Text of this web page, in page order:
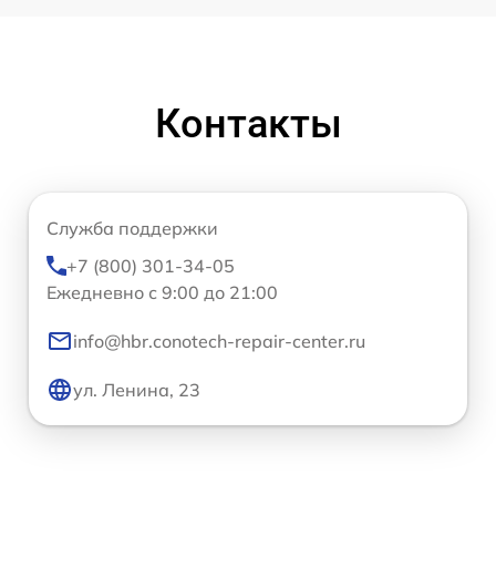
Контакты
Служба поддержки
+7 (800) 301-34-05
Ежедневно с 9:00 до 21:00
info@hbr.conotech-repair-center.ru
ул. Ленина, 23